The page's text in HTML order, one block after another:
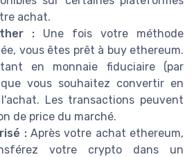
achat.
: Une fois votre méthode
vous êtes prêt à buy ethereum.
en monnaie fiduciaire (par
que vous souhaitez convertir en
Les transactions peuvent
de price du marché.
:Après votre achat ethereum,
votre crypto dans un